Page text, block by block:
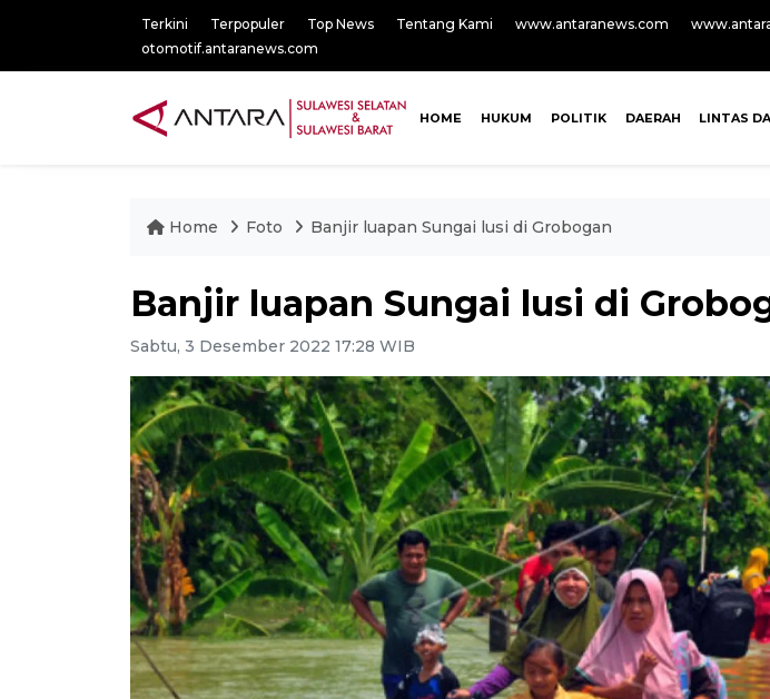
Terkini Terpopuler Top News Tentang Kami www.antaranews.com
otomotif.antaranews.com
HOME HUKUM POLITIK DAERAH LINTAS
Home Foto Banjir luapan Sungai lusi di Grobogan
Banjir luapan Sungai lusi di
Sabtu, 3 Desember 2022 17:28 WIB